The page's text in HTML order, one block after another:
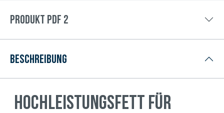
Produkt PDF 2
Beschreibung
Hochleistungsfett für